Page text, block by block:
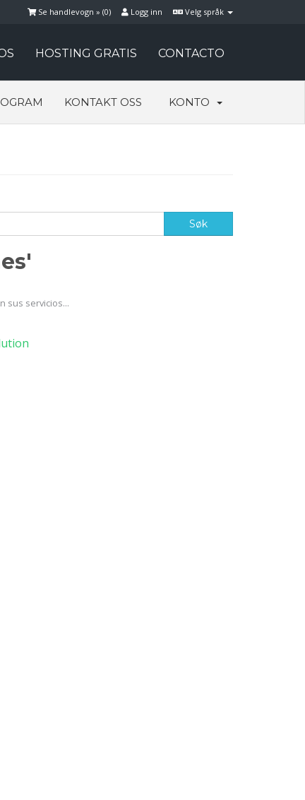
Velg språk
Logg inn
Se handlevogn » (0)
HOSTING GRATIS CONTACTO
KONTAKT OSS KONTO
sus servicios...